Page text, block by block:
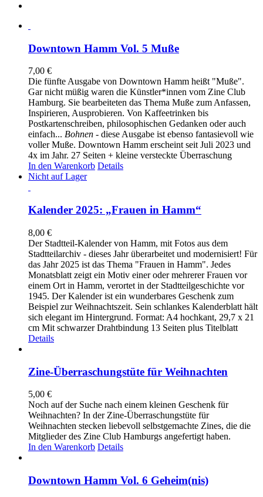
Downtown Hamm Vol. 5 Muße
7,00 €
Die fünfte Ausgabe von Downtown Hamm heißt "Muße".
Gar nicht müßig waren die Künstler*innen vom Zine Club
Hamburg. Sie bearbeiteten das Thema Muße zum Anfassen,
Inspirieren, Ausprobieren. Von Kaffeetrinken bis
Postkartenschreiben, philosophischen Gedanken oder auch
einfach... Bohnen - diese Ausgabe ist ebenso fantasievoll wie
voller Muße. Downtown Hamm erscheint seit Juli 2023 und
4x im Jahr. 27 Seiten + kleine versteckte Überraschung
In den Warenkorb Details
Nicht auf Lager
Kalender 2025: „Frauen in Hamm“
8,00 €
Der Stadtteil-Kalender von Hamm, mit Fotos aus dem
Stadtteilarchiv - dieses Jahr überarbeitet und modernisiert! Für
das Jahr 2025 ist das Thema "Frauen in Hamm". Jedes
Monatsblatt zeigt ein Motiv einer oder mehrerer Frauen vor
einem Ort in Hamm, verortet in der Stadtteilgeschichte vor
1945. Der Kalender ist ein wunderbares Geschenk zum
Beispiel zur Weihnachtszeit. Sein schlankes Kalenderblatt hält
sich elegant im Hintergrund. Format: A4 hochkant, 29,7 x 21
cm Mit schwarzer Drahtbindung 13 Seiten plus Titelblatt
Details
Zine-Überraschungstüte für Weihnachten
5,00 €
Noch auf der Suche nach einem kleinen Geschenk für
Weihnachten? In der Zine-Überraschungstüte für
Weihnachten stecken liebevoll selbstgemachte Zines, die die
Mitglieder des Zine Club Hamburgs angefertigt haben.
In den Warenkorb Details
Downtown Hamm Vol. 6 Geheim(nis)